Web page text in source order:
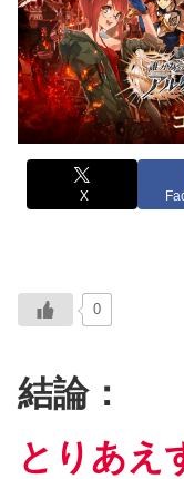
X
0
結論：
とりあえ